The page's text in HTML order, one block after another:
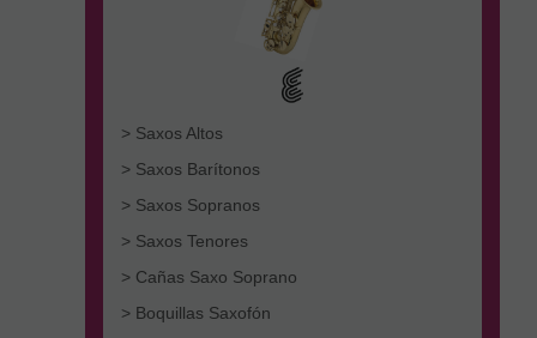
> Saxos Altos
> Saxos Barítonos
> Saxos Sopranos
> Saxos Tenores
> Cañas Saxo Soprano
> Boquillas Saxofón